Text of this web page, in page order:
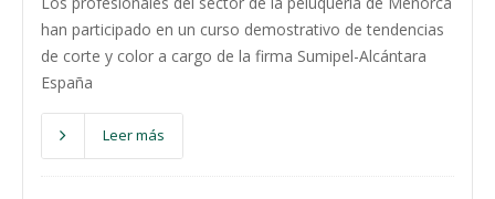
han participado en un curso demostrativo de tendencias
de corte y color a cargo de la firma Sumipel-Alcántara
España
Leer más